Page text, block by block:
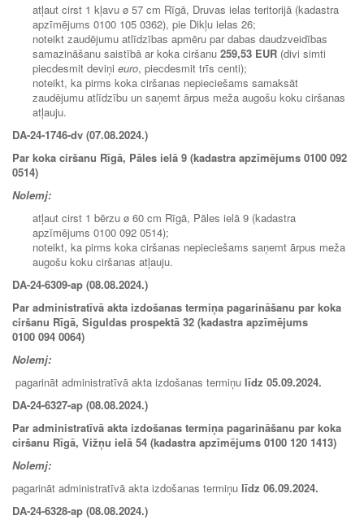
atļaut cirst 1 kļavu ø 57 cm Rīgā, Druvas ielas teritorijā (kadastra
apzīmējums 0100 105 0362), pie Dikļu ielas 26;
noteikt zaudējumu atlīdzības apmēru par dabas daudzveidības
samazināšanu saistībā ar koka ciršanu 259,53 EUR (divi simti
piecdesmit deviņi euro, piecdesmit trīs centi);
noteikt, ka pirms koka ciršanas nepieciešams samaksāt
zaudējumu atlīdzību un saņemt ārpus meža augošu koku ciršanas
atļauju.
DA-24-1746-dv (07.08.2024.)
Par koka ciršanu Rīgā, Pāles ielā 9 (kadastra apzīmējums 0100 092
0514)
Nolemj:
atļaut cirst 1 bērzu ø 60 cm Rīgā, Pāles ielā 9 (kadastra
apzīmējums 0100 092 0514);
noteikt, ka pirms koka ciršanas nepieciešams saņemt ārpus meža
augošu koku ciršanas atļauju.
DA-24-6309-ap (08.08.2024.)
Par administratīvā akta izdošanas termiņa pagarināšanu par koka
ciršanu Rīgā, Siguldas prospektā 32 (kadastra apzīmējums
0100 094 0064)
Nolemj:
pagarināt administratīvā akta izdošanas termiņu līdz 05.09.2024.
DA-24-6327-ap (08.08.2024.)
Par administratīvā akta izdošanas termiņa pagarināšanu par koka
ciršanu Rīgā, Vižņu ielā 54 (kadastra apzīmējums 0100 120 1413)
Nolemj:
pagarināt administratīvā akta izdošanas termiņu līdz 06.09.2024.
DA-24-6328-ap (08.08.2024.)